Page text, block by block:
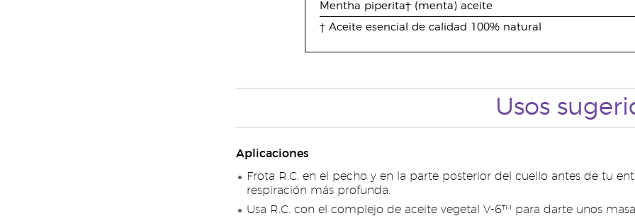
Mentha piperita† (menta) aceite
† Aceite esencial de calidad 100% natural
Usos
Aplicaciones
Frota R.C. en el pecho y en la parte posterior del cuello antes de tu
respiración más profunda.
Usa R.C. con el complejo de aceite vegetal V-6™ para darte unos